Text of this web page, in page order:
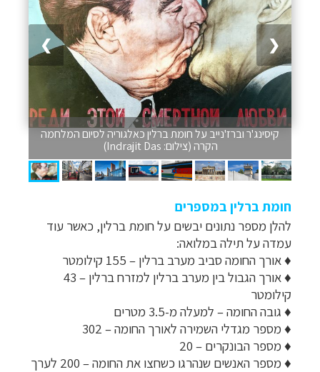
❯ ❮
קיסינג'ר וברז'נייב על חומת ברלין כאלגוריה לסיום המלחמה
הקרה (צילום: Indrajit Das)
חומת ברלין במספרים
להלן מספר נתונים יבשים על חומת ברלין, כאשר עוד
עמדה על תילה במלואה:
♦ אורך החומה סביב מערב ברלין – 155 קילומטר
♦
אורך הגבול בין מערב ברלין למזרח ברלין – 43
קילומטר
♦ גובה החומה – למעלה מ-3.5 מטרים
♦ מספר מגדלי השמירה לאורך החומה – 302
♦ מספר הבונקרים – 20
♦ מספר האנשים שנהרגו כשחצו את החומה – 200 לערך